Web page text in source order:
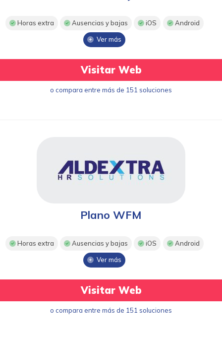
Horas extra Ausencias y bajas iOS Android
Ver más
Visitar Web
o compara entre más de 151 soluciones
Plano WFM
Horas extra Ausencias y bajas iOS Android
Ver más
Visitar Web
o compara entre más de 151 soluciones